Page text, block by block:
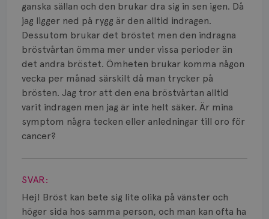
ganska sällan och den brukar dra sig in sen igen. Då
jag ligger ned på rygg är den alltid indragen.
Dessutom brukar det bröstet men den indragna
bröstvårtan ömma mer under vissa perioder än
det andra bröstet. Ömheten brukar komma någon
vecka per månad särskilt då man trycker på
brösten. Jag tror att den ena bröstvårtan alltid
varit indragen men jag är inte helt säker. Är mina
symptom några tecken eller anledningar till oro för
cancer?
Visa svar
SVAR:
Hej! Bröst kan bete sig lite olika på vänster och
höger sida hos samma person, och man kan ofta ha
Läkemedel
Typ av bröstcancer
Smärta
Prognos
Risker
Strålning
Vätska